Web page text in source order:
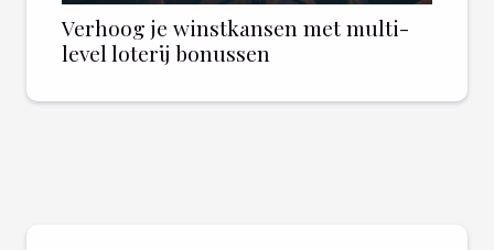
Verhoog je winstkansen met multi-
level loterij bonussen